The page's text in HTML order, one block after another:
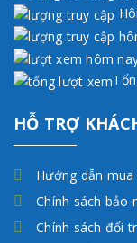
HỖ TRỢ
Hướng dẫn mua
Chính sách bảo
Chính sách đổi